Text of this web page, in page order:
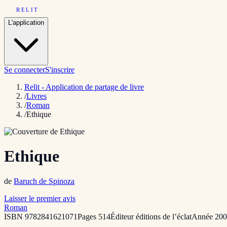
RELIT
L'application
Se connecterS'inscrire
Relit - Application de partage de livre
/Livres
/Roman
/Ethique
Ethique
de Baruch de Spinoza
Laisser le premier avis
Roman
ISBN 9782841621071Pages 514Éditeuréditions de l’éclatAnnée